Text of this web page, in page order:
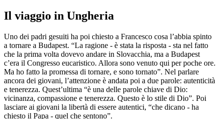
Il viaggio in Ungheria
Uno dei padri gesuiti ha poi chiesto a Francesco cosa l’abbia spinto
a tornare a Budapest. “La ragione - è stata la risposta - sta nel fatto
che la prima volta dovevo andare in Slovacchia, ma a Budapest
c’era il Congresso eucaristico. Allora sono venuto qui per poche ore.
Ma ho fatto la promessa di tornare, e sono tornato”. Nel parlare
ancora dei giovani, l’attenzione è andata poi a due parole: autenticità
e tenerezza. Quest’ultima “è una delle parole chiave di Dio:
vicinanza, compassione e tenerezza. Questo è lo stile di Dio”. Poi
lasciare ai giovani la libertà di essere autentici, “che dicano - ha
chiesto il Papa - quel che sentono”.